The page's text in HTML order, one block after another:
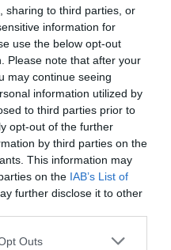
sharing to third parties, or
information for
use the below opt-out
Please note that after your
may continue seeing
information utilized by
to third parties prior to
opt-out of the further
by third parties on the
This information may
on the IAB’s List of
further disclose it to other
uses one or more Google
Outs
χωρίς
ΕΥΒΟΙΑ
Εύβοια: Τέλος στις
– Έρχονται πρόστιμα
χωρίς εξαιρέσεις